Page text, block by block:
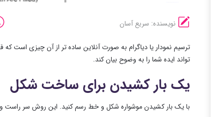
نویسنده: سریع آسان
تواند ایده شما را به وضوح بیان کند.
یک بار کشیدن برای ساخت شکل
با یک بار کشیدن موشواره شکل و خط رسم کنید. این روش سر